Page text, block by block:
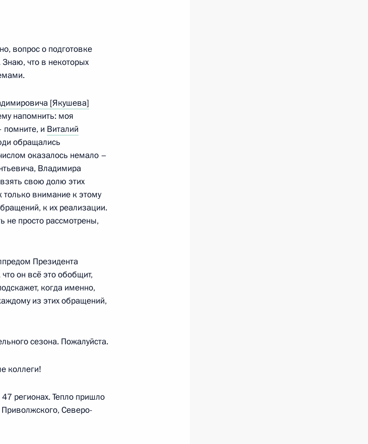
вопрос о подготовке
что в некоторых
[Якушева]
напомнить: моя
помните, и Виталий
обращались
оказалось немало –
Владимира
свою долю этих
внимание к этому
к их реализации.
не просто рассмотрены,
Президента
он всё это обобщит,
когда именно,
из этих обращений,
сезона. Пожалуйста.
коллеги!
регионах. Тепло пришло
Северо-